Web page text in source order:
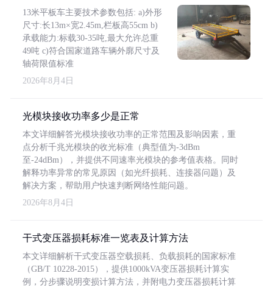
13米平板车主要技术参数包括: a)外形
尺寸:长13m×宽2.45m,栏板高55cm b)
承载能力:标载30-35吨,最大允许总重
49吨 c)符合国家道路车辆外廓尺寸及
轴荷限值标准
2026年8月4日
光模块接收功率多少是正常
本文详细解答光模块接收功率的正常范围及影响因素，重
点分析千兆光模块的收光标准（典型值为-3dBm
至-24dBm），并提供不同速率光模块的参考值表格。同时
解释功率异常的常见原因（如光纤损耗、连接器问题）及
解决方案，帮助用户快速判断网络性能问题。
2026年8月4日
干式变压器损耗标准一览表及计算方法
本文详细解析干式变压器空载损耗、负载损耗的国家标准
（GB/T 10228-2015），提供1000kVA变压器损耗计算实
例，分步骤说明变损计算方法，并附电力变压器损耗计算